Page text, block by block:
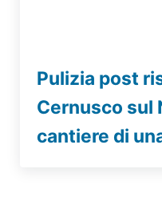
Pulizia post
Cernusco sul
cantiere di